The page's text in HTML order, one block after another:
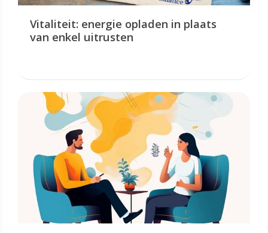
Vitaliteit: energie opladen in plaats
van enkel uitrusten